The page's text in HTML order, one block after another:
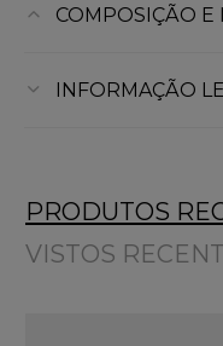
COMPOSIÇÃO E
INFORMAÇÃO
PRODUTOS
VISTOS